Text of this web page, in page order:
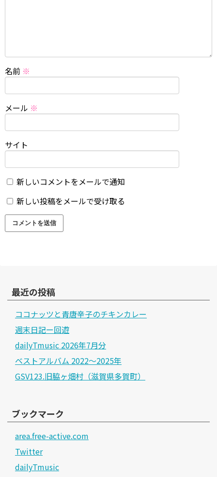
名前 ※
メール ※
サイト
新しいコメントをメールで通知
新しい投稿をメールで受け取る
最近の投稿
ココナッツと青唐辛子のチキンカレー
週末日記ー回遊
dailyTmusic 2026年7月分
ベストアルバム 2022～2025年
GSV123.旧脇ヶ畑村（滋賀県多賀町）
ブックマーク
area.free-active.com
Twitter
dailyTmusic